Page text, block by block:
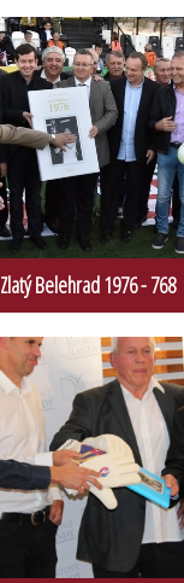
Zlatý Belehrad 1976 - 768